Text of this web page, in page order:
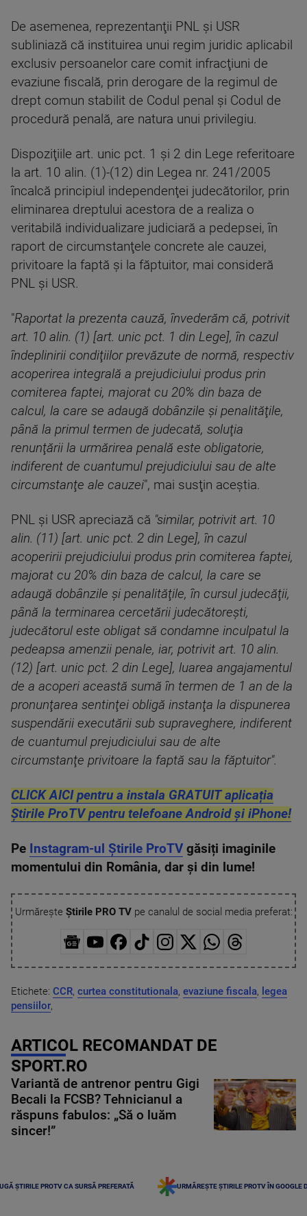
De asemenea, reprezentanţii PNL şi USR
subliniază că instituirea unui regim juridic aplicabil
exclusiv persoanelor care comit infracţiuni de
evaziune fiscală, prin derogare de la regimul de
drept comun stabilit de Codul penal şi Codul de
procedură penală, are natura unui privilegiu.
Dispoziţiile art. unic pct. 1 şi 2 din Lege referitoare
la art. 10 alin. (1)-(12) din Legea nr. 241/2005
încalcă principiul independenţei judecătorilor, prin
eliminarea dreptului acestora de a realiza o
veritabilă individualizare judiciară a pedepsei, în
raport de circumstanţele concrete ale cauzei,
privitoare la faptă şi la făptuitor, mai consideră
PNL şi USR.
"Raportat la prezenta cauză, învederăm că, potrivit
art. 10 alin. (1) [art. unic pct. 1 din Lege], în cazul
îndeplinirii condiţiilor prevăzute de normă, respectiv
acoperirea integrală a prejudiciului produs prin
comiterea faptei, majorat cu 20% din baza de
calcul, la care se adaugă dobânzile şi penalităţile,
până la primul termen de judecată, soluţia
renunţării la urmărirea penală este obligatorie,
indiferent de cuantumul prejudiciului sau de alte
circumstanţe ale cauzei", mai susţin aceştia.
PNL şi USR apreciază că "similar, potrivit art. 10
alin. (11) [art. unic pct. 2 din Lege], în cazul
acoperirii prejudiciului produs prin comiterea faptei,
majorat cu 20% din baza de calcul, la care se
adaugă dobânzile şi penalităţile, în cursul judecăţii,
până la terminarea cercetării judecătoreşti,
judecătorul este obligat să condamne inculpatul la
pedeapsa amenzii penale, iar, potrivit art. 10 alin.
(12) [art. unic pct. 2 din Lege], luarea angajamentul
de a acoperi această sumă în termen de 1 an de la
pronunţarea sentinţei obligă instanţa la dispunerea
suspendării executării sub supraveghere, indiferent
de cuantumul prejudiciului sau de alte
circumstanţe privitoare la faptă sau la făptuitor".
CLICK AICI pentru a instala GRATUIT aplicația
Știrile ProTV pentru telefoane Android și iPhone!
Pe Instagram-ul Știrile ProTV găsiți imaginile
momentului din România, dar și din lume!
Urmărește Știrile PRO TVpe canalul de social media preferat:
Etichete: CCR, curtea constitutionala, evaziune fiscala, legea
pensiilor,
ARTICOL RECOMANDAT DE
SPORT.RO
Variantă de antrenor pentru Gigi
Becali la FCSB? Tehnicianul a
răspuns fabulos: „Să o luăm
sincer!”
ȘTIRILE PROTV CA SURSĂ PREFERATĂ URMĂREȘTE ȘTIRILE PROTV ÎN GOOGLE